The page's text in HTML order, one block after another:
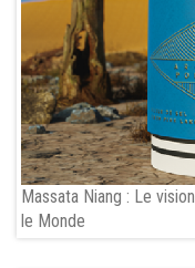
Massata Niang : Le
le Monde